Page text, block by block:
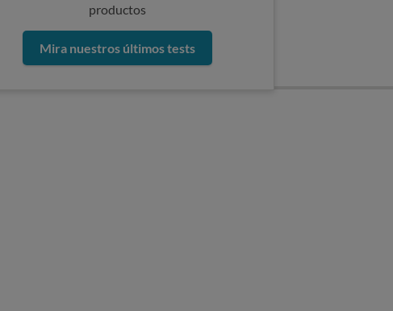
productos
Mira nuestros últimos tests